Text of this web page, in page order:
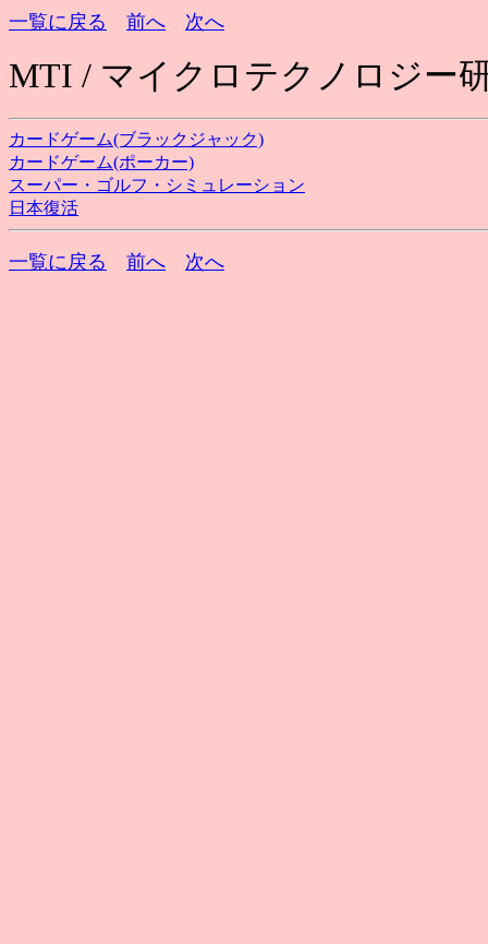
一覧に戻る 前へ 次へ
MTI / マイクロテクノロジー
カードゲーム(ブラックジャック)
カードゲーム(ポーカー)
スーパー・ゴルフ・シミュレーション
日本復活
一覧に戻る 前へ 次へ